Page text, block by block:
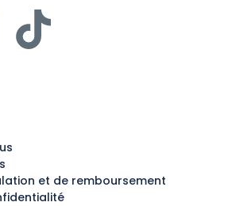
et de remboursement